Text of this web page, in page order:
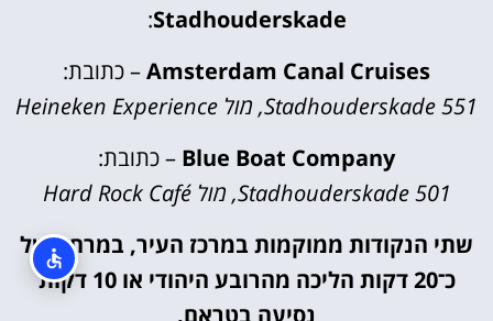
Stadhouderskade
:
Amsterdam Canal Cruises– כתובת:
Stadhouderskade 551, מול Heineken Experience
Blue Boat Company – כתובת:
Stadhouderskade 501, מול Hard Rock Café
שתי הנקודות ממוקמות במרכז העיר, במרחק של
כ־20 דקות הליכה מהרובע היהודי או 10 דקות
נסיעה בטראם.